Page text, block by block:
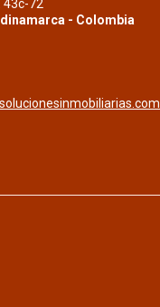
43c-72
- Colombia